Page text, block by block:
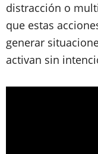
distracción o
que estas
generar
activan sin